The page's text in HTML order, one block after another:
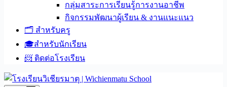
กลุ่มสาระการเรียนรู้การงานอาชีพ
กิจกรรมพัฒนาผู้เรียน & งานแนะแนว
🗂️ สำหรับครู
🎓สำหรับนักเรียน
📨 ติดต่อโรงเรียน